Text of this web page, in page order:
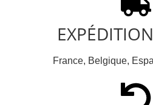
France, Belgique,